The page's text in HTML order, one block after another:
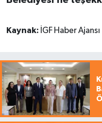
Kaynak: İGF Haber Ajansı